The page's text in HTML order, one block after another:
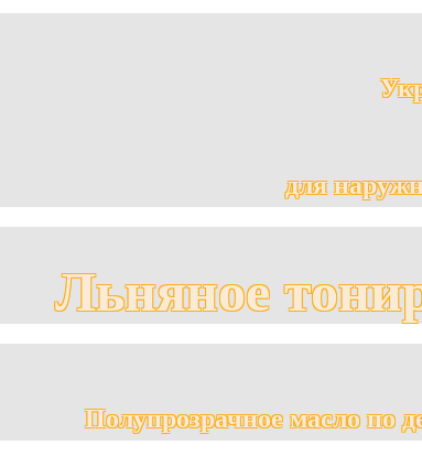
для
Льняное
Полупрозрачное масло по